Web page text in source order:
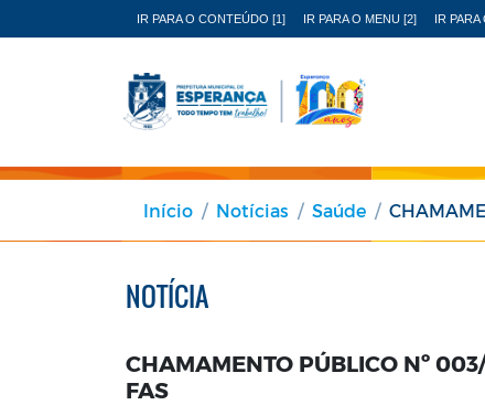
IR PARA O CONTEÚDO [1] IR PARA O MENU [2] IR PARA
Início Notícias Saúde
NOTÍCIA
CHAMAMENTO PÚBLICO Nº
FAS